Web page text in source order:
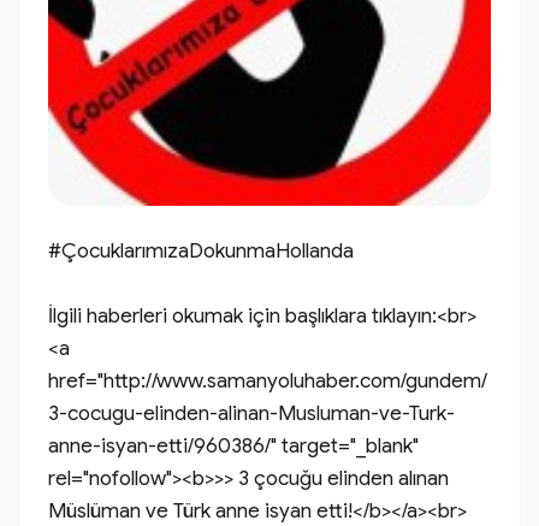
#ÇocuklarımızaDokunmaHollanda
İlgili haberleri okumak için başlıklara tıklayın:<br>
<a
href="http://www.samanyoluhaber.com/gundem/
3-cocugu-elinden-alinan-Musluman-ve-Turk-
anne-isyan-etti/960386/" target="_blank"
rel="nofollow"><b>>> 3 çocuğu elinden alınan
Müslüman ve Türk anne isyan etti!</b></a><br>